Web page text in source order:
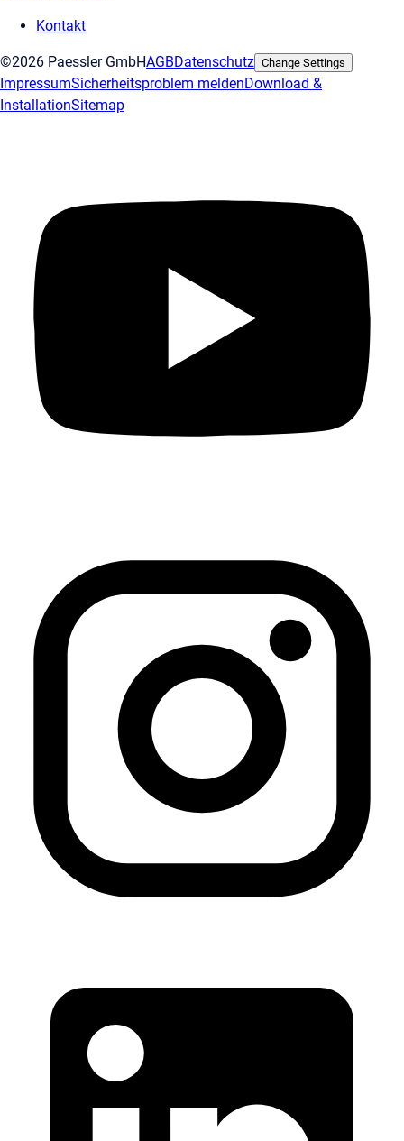
Kontakt
©2026 Paessler GmbHAGBDatenschutz Change Settings
ImpressumSicherheitsproblem meldenDownload &
InstallationSitemap